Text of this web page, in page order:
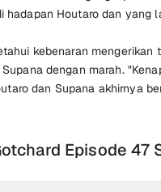
hadapan Houtaro dan yang
kebenaran mengerikan
dengan marah.
dan Supana akhirnya
Episode 47